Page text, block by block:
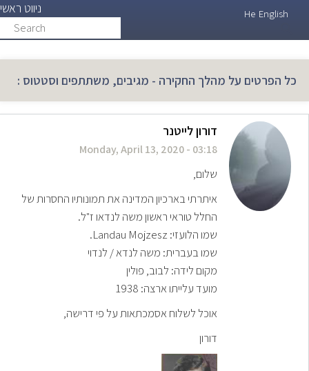
ניווט ראשי
Search
He English
כל הפרטים על מהלך החקירה - מגיבים, משתתפים וסטטוס :
דורון לייטנר
Monday, April 13, 2020 - 03:18
שלום,
איתרתי בארכיון המדינה את תמונותיו החסרות של
החלל טוראי ראשון משה לנדאו ז"ל.
שמו הלועזי: Landau Mojzesz.
שמו בעברית: משה לנדא / לנדוי
מקום לידה: לבוב, פולין
מועד עלייתו ארצה: 1938
אוכל לשלוח אסמכתאות על פי דרישה,
דורון